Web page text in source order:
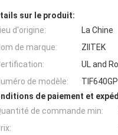
sur le produit:
d'origine:
La Chine
de marque:
ZIITEK
UL and
de modèle:
TIF640GP
de paiement et
de commande min: